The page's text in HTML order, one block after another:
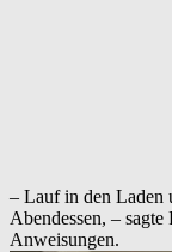
– Lauf in den Laden
Abendessen, –
Anweisungen.